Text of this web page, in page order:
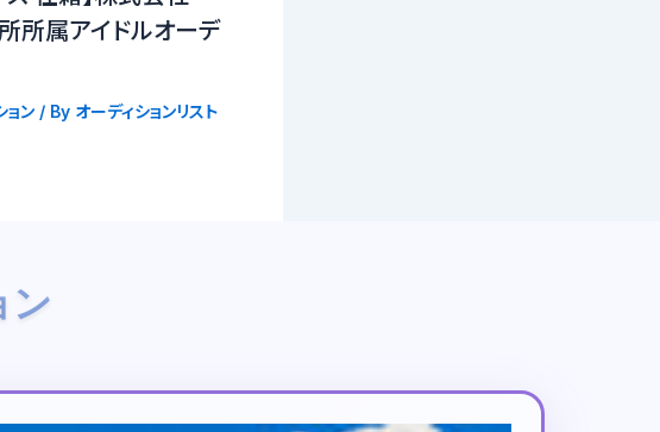
所属アイドルオーデ
ョン/ By オーディションリスト
ン